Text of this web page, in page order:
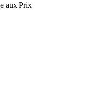
aux Prix